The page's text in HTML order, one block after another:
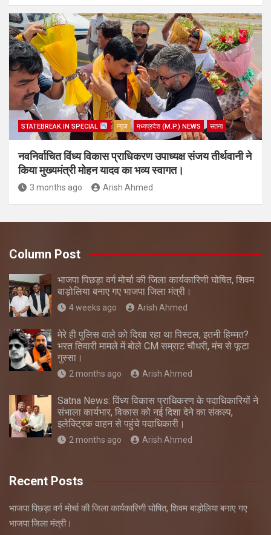
STATEBREAK.IN SPECIAL न्यूज़ मध्यप्रदेश (M.P.) NEWS सतना
नवनिर्वाचित विंध्य विकास प्राधिकरण उपाध्यक्ष संजय तीर्थवानी ने
किया मुख्यमंत्री मोहन यादव का भव्य स्वागत।
3 months ago Arish Ahmed
Column Post
भाजपा पिछड़ा वर्ग मोर्चा की जिला कार्यकारिणी घोषित, शिवम
बाड़ोलिया बनाए गए भाजपा जिला मंत्री।
4 weeks ago Arish Ahmed
मेरे ही पुलिस वाले को दिखा रहा था पिस्टल, इतनी हिम्मत?
भरत तिवारी मामले में बोले CM सम्राट चौधरी, मंच से फूटा
गुस्सा।
2 months ago Arish Ahmed
Satna News: विंध्य विकास प्राधिकरण के पदाधिकारियों ने
संभाला कार्यभार, विकास को नई दिशा देने का संकल्प,
इलेक्ट्रिक वाहन से पहुंचे पदाधिकारी।
2 months ago Arish Ahmed
Recent Posts
भाजपा पिछड़ा वर्ग मोर्चा की जिला कार्यकारिणी घोषित, शिवम बाड़ोलिया बनाए गए
भाजपा जिला मंत्री।